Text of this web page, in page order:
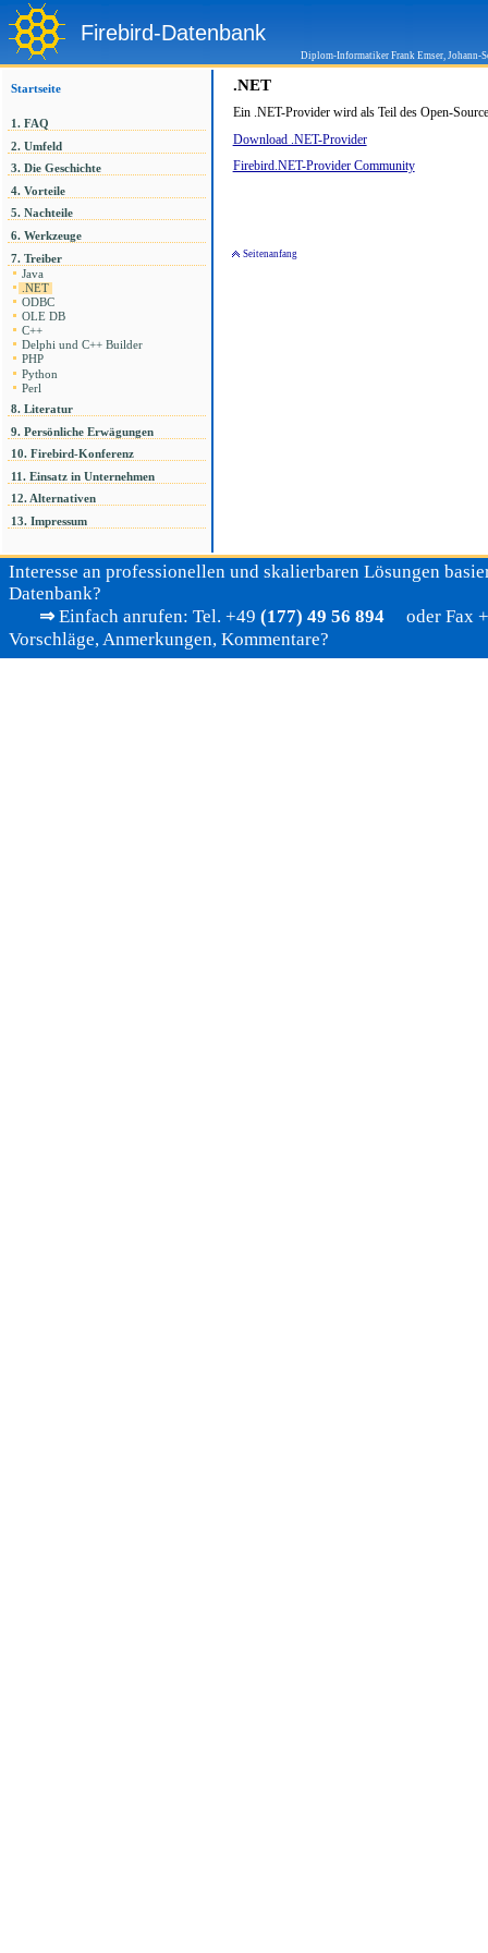
Firebird-Datenbank
Diplom-Informatiker Frank Emser, Johann-
Startseite
1. FAQ
2. Umfeld
3. Die Geschichte
4. Vorteile
5. Nachteile
6. Werkzeuge
7. Treiber
Java
.NET
ODBC
OLE DB
C++
Delphi und C++ Builder
PHP
Python
Perl
8. Literatur
9. Persönliche Erwägungen
10. Firebird-Konferenz
11. Einsatz in Unternehmen
12. Alternativen
13. Impressum
.NET
Ein .NET-Provider wird als Teil des Open-
Download .NET-Provider
Firebird.NET-Provider Community
Seitenanfang
Interesse an professionellen und skalierbaren Lösungen
Datenbank?
⇒Einfach anrufen: Tel. +49 (177) 49 56 894 oder Fax
Vorschläge, Anmerkungen, Kommentare?